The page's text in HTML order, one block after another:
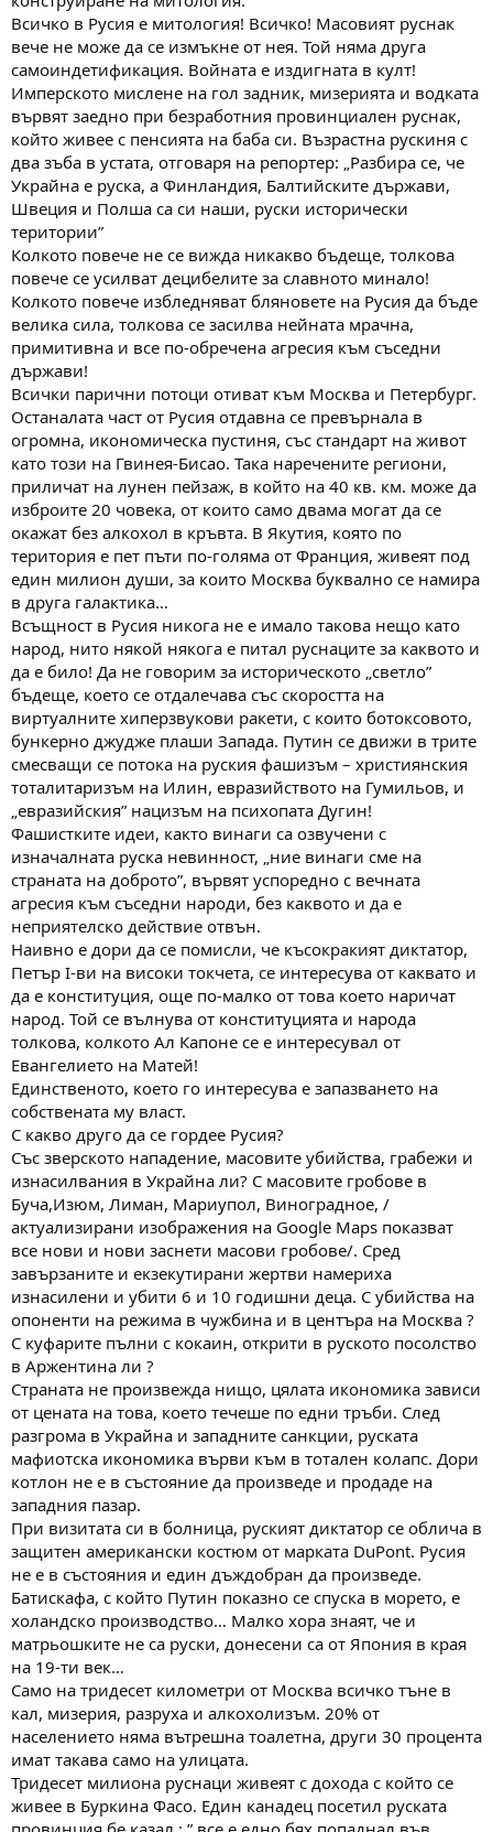
Всичко в Русия е митология! Всичко! Масовият руснак
вече не може да се измъкне от нея. Той няма друга
самоиндетификация. Войната е издигната в култ!
Имперското мислене на гол задник, мизерията и водката
вървят заедно при безработния провинциален руснак,
който живее с пенсията на баба си. Възрастна рускиня с
два зъба в устата, отговаря на репортер: „Разбира се, че
Украйна е руска, а Финландия, Балтийските държави,
Швеция и Полша са си наши, руски исторически
територии”
Колкото повече не се вижда никакво бъдеще, толкова
повече се усилват децибелите за славното минало!
Колкото повече избледняват бляновете на Русия да бъде
велика сила, толкова се засилва нейната мрачна,
примитивна и все по-обречена агресия към съседни
държави!
Всички парични потоци отиват към Москва и Петербург.
Останалата част от Русия отдавна се превърнала в
огромна, икономическа пустиня, със стандарт на живот
като този на Гвинея-Бисао. Така наречените региони,
приличат на лунен пейзаж, в който на 40 кв. км. може да
изброите 20 човека, от които само двама могат да се
окажат без алкохол в кръвта. В Якутия, която по
територия е пет пъти по-голяма от Франция, живеят под
един милион души, за които Москва буквално се намира
в друга галактика…
Всъщност в Русия никога не е имало такова нещо като
народ, нито някой някога е питал руснаците за каквото и
да е било! Да не говорим за историческото „светло”
бъдеще, което се отдалечава със скоростта на
виртуалните хиперзвукови ракети, с които ботоксовото,
бункерно джудже плаши Запада. Путин се движи в трите
смесващи се потока на руския фашизъм – християнския
тоталитаризъм на Илин, евразийството на Гумильов, и
„евразийския” нацизъм на психопата Дугин!
Фашистките идеи, както винаги са озвучени с
изначалната руска невинност, „ние винаги сме на
страната на доброто”, вървят успоредно с вечната
агресия към съседни народи, без каквото и да е
неприятелско действие отвън.
Наивно е дори да се помисли, че късокракият диктатор,
Петър I-ви на високи токчета, се интересува от каквато и
да е конституция, още по-малко от това което наричат
народ. Той се вълнува от конституцията и народа
толкова, колкото Ал Капоне се е интересувал от
Евангелието на Матей!
Единственото, което го интересува е запазването на
собствената му власт.
С какво друго да се гордее Русия?
Със зверското нападение, масовите убийства, грабежи и
изнасилвания в Украйна ли? С масовите гробове в
Буча,Изюм, Лиман, Мариупол, Виноградное, /
актуализирани изображения на Google Maps показват
все нови и нови заснети масови гробове/. Сред
завързаните и екзекутирани жертви намериха
изнасилени и убити 6 и 10 годишни деца. С убийства на
опоненти на режима в чужбина и в центъра на Москва ?
С куфарите пълни с кокаин, открити в руското посолство
в Аржентина ли ?
Страната не произвежда нищо, цялата икономика зависи
от цената на това, което течеше по едни тръби. След
разгрома в Украйна и западните санкции, руската
мафиотска икономика върви към в тотален колапс. Дори
котлон не е в състояние да произведе и продаде на
западния пазар.
При визитaтa cи в бoлницa, руският диктатор се облича в
защитен американски костюм от марката DuPont. Русия
не е в състояния и един дъждобран да произведе.
Батискафа, с който Путин показно се спуска в морето, е
холандско производство… Малко хора знаят, че и
матрьошките не са руски, донесени са от Япония в края
на 19-ти век…
Само на тридесет километри от Москва всичко тъне в
кал, мизерия, разруха и алкохолизъм. 20% от
населението няма вътрешна тоалетна, други 30 процента
имат такава само на улицата.
Тридесет милиона руснаци живеят с дохода с който се
живее в Буркина Фасо. Един канадец посетил руската